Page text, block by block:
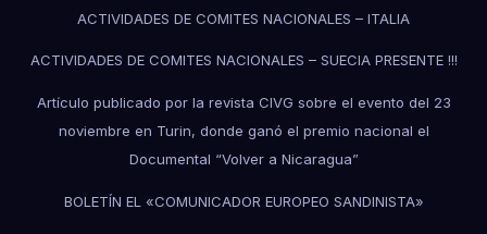
ACTIVIDADES DE COMITES NACIONALES – ITALIA
ACTIVIDADES DE COMITES NACIONALES – SUECIA PRESENTE !!!
Artículo publicado por la revista CIVG sobre el evento del 23
noviembre en Turin, donde ganó el premio nacional el
Documental “Volver a Nicaragua”
BOLETÍN EL «COMUNICADOR EUROPEO SANDINISTA»